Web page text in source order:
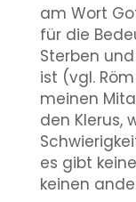
am Wort
für die
Sterben
ist (vgl.
meinen
den Klerus,
es gibt
keinen